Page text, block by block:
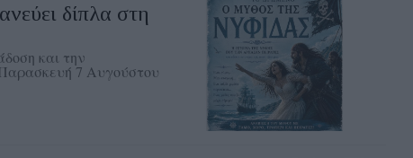
δίπλα στη
και την
Παρασκευή 7 Αυγούστου